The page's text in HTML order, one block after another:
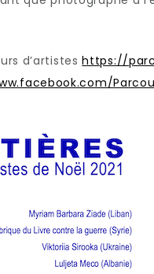
d’artisteshttps://